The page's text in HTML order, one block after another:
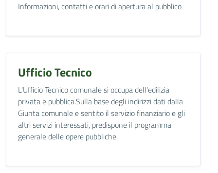
Informazioni, contatti e orari di apertura al pubblico
Ufficio Tecnico
L'Ufficio Tecnico comunale si occupa dell'edilizia
privata e pubblica.Sulla base degli indirizzi dati dalla
Giunta comunale e sentito il servizio finanziario e gli
altri servizi interessati, predispone il programma
generale delle opere pubbliche.